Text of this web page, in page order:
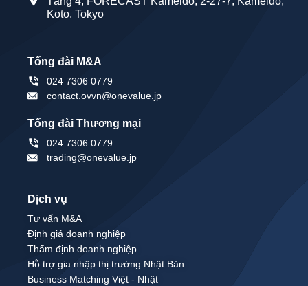
Koto, Tokyo
Tổng đài M&A
024 7306 0779
contact.ovvn@onevalue.jp
Tổng đài Thương mại
024 7306 0779
trading@onevalue.jp
Dịch vụ
Tư vấn M&A
Định giá doanh nghiệp
Thẩm định doanh nghiệp
Hỗ trợ gia nhập thị trường Nhật Bản
Business Matching Việt - Nhật